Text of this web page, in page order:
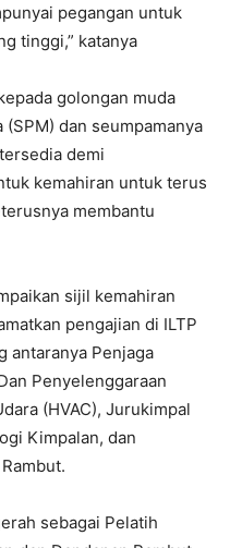
pegangan untuk
tinggi,” katanya
golongan muda
dan seumpamanya
demi
kemahiran untuk terus
membantu
sijil kemahiran
pengajian di ILTP
antaranya Penjaga
Penyelenggaraan
(HVAC), Jurukimpal
Kimpalan, dan
sebagai Pelatih